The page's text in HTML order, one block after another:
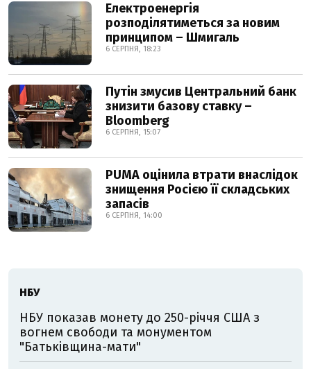
Електроенергія
розподілятиметься за новим
принципом – Шмигаль
6 СЕРПНЯ, 18:23
Путін змусив Центральний банк
знизити базову ставку –
Bloomberg
6 СЕРПНЯ, 15:07
PUMA оцінила втрати внаслідок
знищення Росією її складських
запасів
6 СЕРПНЯ, 14:00
НБУ
НБУ показав монету до 250-річчя США з
вогнем свободи та монументом
"Батьківщина-мати"